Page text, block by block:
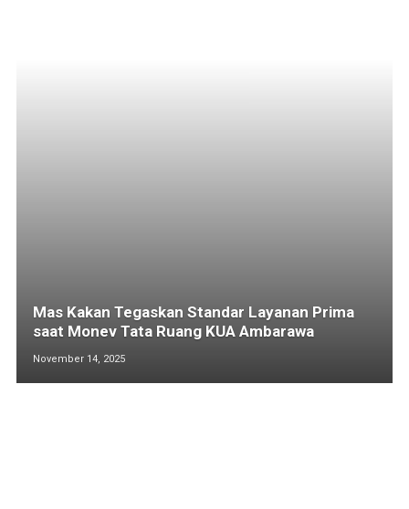
Mas Kakan Tegaskan Standar Layanan Prima
saat Monev Tata Ruang KUA Ambarawa
November 14, 2025